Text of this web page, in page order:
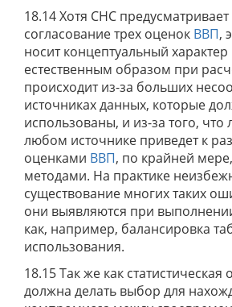
18.14 Хотя СНС
согласование трех оценок ВВП,
носит концептуальный
естественным образом при
происходит из-за больших
источниках данных, которые
использованы, и из-за того,
любом источнике приведет к
оценками ВВП, по крайней
методами. На практике
существование многих таких
они выявляются при
как, например, балансировка
использования.
18.15 Так же как статистическая
должна делать выбор для